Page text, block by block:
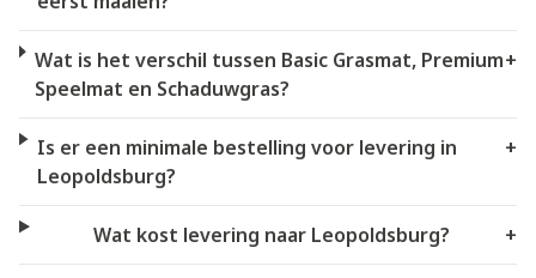
Wat is het verschil tussen Basic Grasmat, Premium
Speelmat en Schaduwgras?
+
Is er een minimale bestelling voor levering in
Leopoldsburg?
+
Wat kost levering naar Leopoldsburg? +